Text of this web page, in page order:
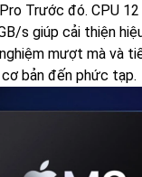
Trước đó. CPU 12
s giúp cải thiện
mượt mà và
bản đến phức tạp.